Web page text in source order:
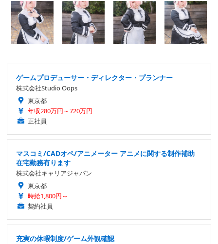
ゲームプロデューサー・ディレクター・プランナー
株式会社Studio Oops
東京都
年収280万円～720万円
正社員
マスコミ/CADオペ/アニメーター アニメに関する制作補助
在宅勤務有ります
株式会社キャリアジャパン
東京都
時給1,800円～
契約社員
充実の休暇制度/ゲーム外観確認